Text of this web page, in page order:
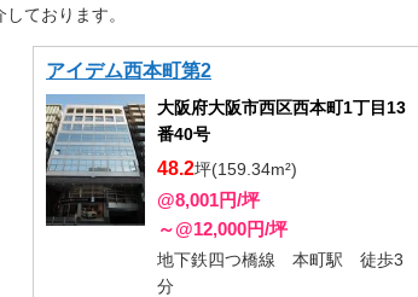
ております。
アイデム西本町第2
大阪府大阪市西区西本町1丁目13
番40号
48.2坪(159.34m²)
@8,001円/坪
～@12,000円/坪
地下鉄四つ橋線 本町駅 徒歩3
分